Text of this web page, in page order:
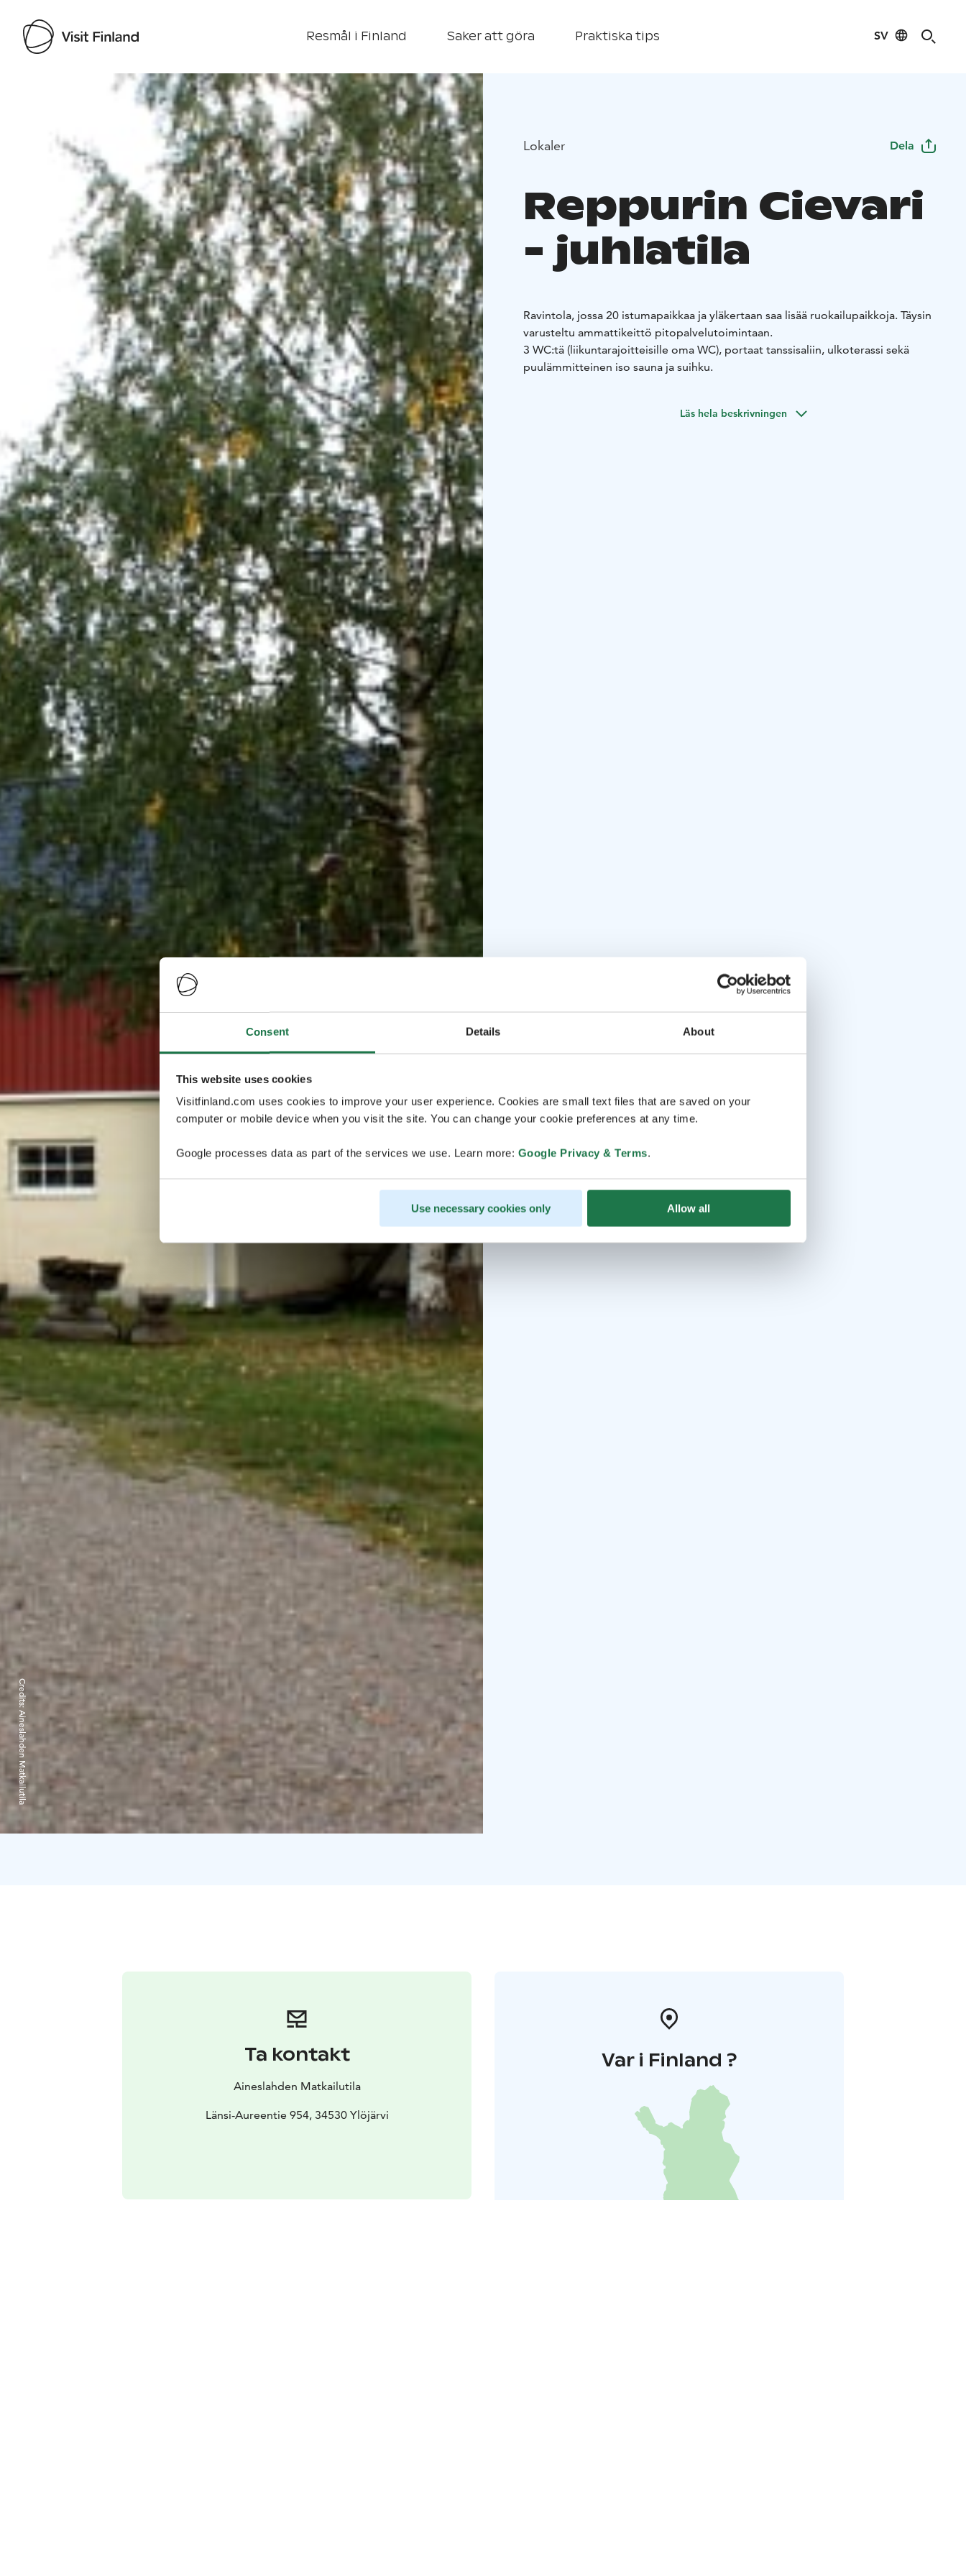
Consent Details About
This website uses cookies
Visitfinland.com uses cookies to improve your user experience. Cookies are small text files that are saved on your
computer or mobile device when you visit the site. You can change your cookie preferences at any time.
Google processes data as part of the services we use. Learn more: Google Privacy & Terms.
Use necessary cookies only Allow all
Resmål i Finland Saker att göra Praktiska tips SV
Visit Finland
Credits:
Aineslahden Matkailutila
Lokaler Dela
Reppurin Cievari
- juhlatila
Ravintola, jossa 20 istumapaikkaa ja yläkertaan saa lisää ruokailupaikkoja. Täysin
varusteltu ammattikeittö pitopalvelutoimintaan.
3 WC:tä (liikuntarajoitteisille oma WC), portaat tanssisaliin, ulkoterassi sekä
puulämmitteinen iso sauna ja suihku.
Läs hela beskrivningen
Ta kontakt
Aineslahden Matkailutila
Länsi-Aureentie 954, 34530 Ylöjärvi
Var i Finland ?